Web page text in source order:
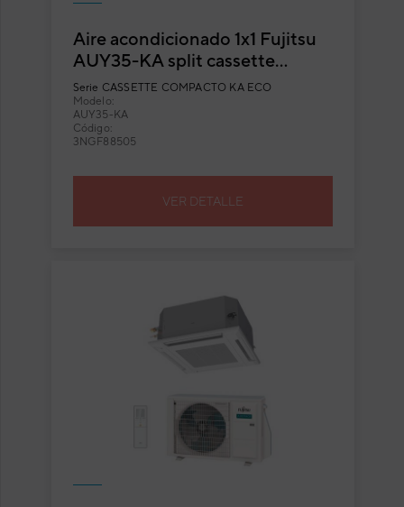
Aire acondicionado 1x1 Fujitsu
AUY35-KA split cassette
Inverter
Serie CASSETTE COMPACTO KA ECO
Modelo:
AUY35-KA
Código:
3NGF88505
VER DETALLE